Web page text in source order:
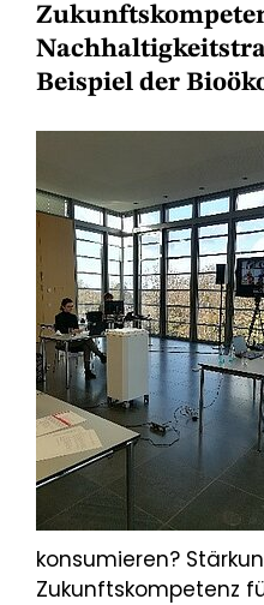
Beispiel der
konsumieren?
Zukunftskompetenz